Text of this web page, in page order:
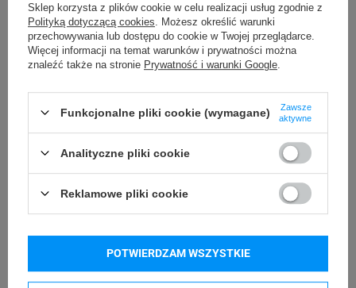
Masz pytanie do tego
produktu?
33 482 49 01
ZADAJ PYTANIE
Sklep korzysta z plików cookie w celu realizacji usług zgodnie z
Polityką dotyczącą cookies . Możesz określić warunki
przechowywania lub dostępu do cookie w Twojej przeglądarce.
Więcej informacji na temat warunków i prywatności można
znaleźć także na stronie Prywatność i warunki Google
Funkcjonalne pliki cookie (wymagane)
Zawsze
aktywne
Analityczne pliki cookie
Reklamowe pliki cookie
POTWIERDZAM WSZYSTKIE